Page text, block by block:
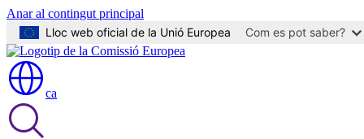
Anar al contingut principal
Lloc web oficial de la Unió Europea
Com es pot saber?
ca